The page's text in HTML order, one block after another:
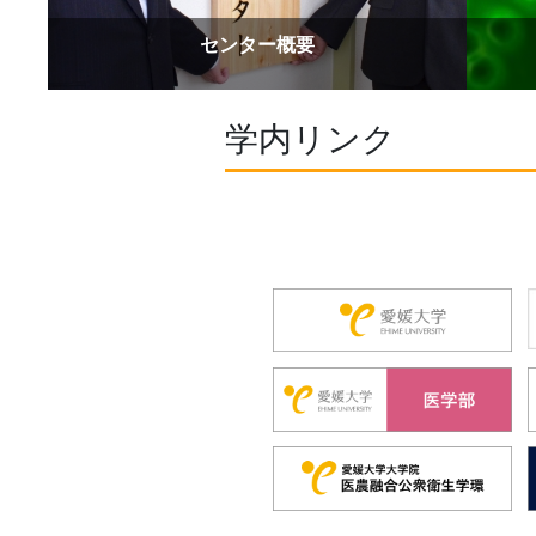
センター概要
学内リンク